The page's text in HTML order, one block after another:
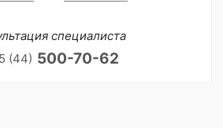
специалиста
(44) 500-70-62